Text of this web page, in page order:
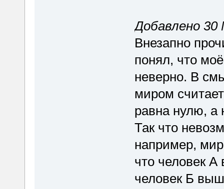
Добавлено 30
Внезапно
понял, что
неверно. В
миром
равна нулю, а
Так что
например,
что человек
человек Б